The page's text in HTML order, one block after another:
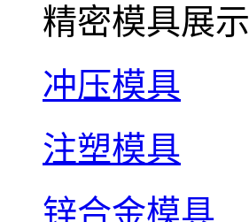
精密模具展示
冲压模具
注塑模具
锌合金模具